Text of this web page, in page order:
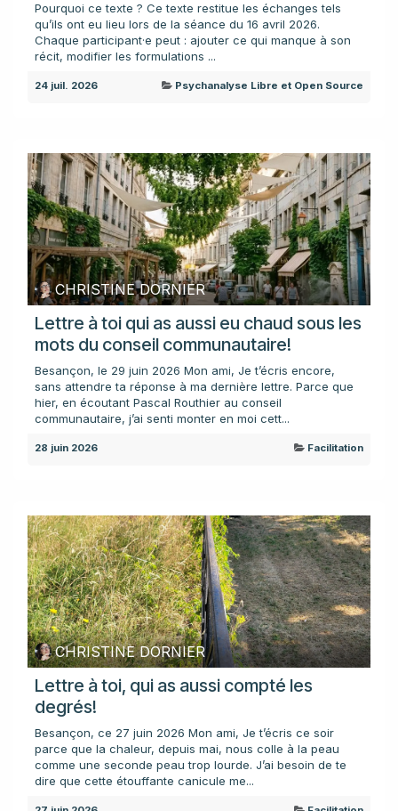
Pourquoi ce texte ? Ce texte restitue les échanges tels
qu’ils ont eu lieu lors de la séance du 16 avril 2026.
Chaque participant·e peut : ajouter ce qui manque à son
récit, modifier les formulations ...
24 juil. 2026 Psychanalyse Libre et Open Source
CHRISTINE DORNIER
Lettre à toi qui as aussi eu chaud sous les
mots du conseil communautaire!
Besançon, le 29 juin 2026 Mon ami, Je t’écris encore,
sans attendre ta réponse à ma dernière lettre. Parce que
hier, en écoutant Pascal Routhier au conseil
communautaire, j’ai senti monter en moi cett...
28 juin 2026 Facilitation
CHRISTINE DORNIER
Lettre à toi, qui as aussi compté les
degrés!
Besançon, ce 27 juin 2026 Mon ami, Je t’écris ce soir
parce que la chaleur, depuis mai, nous colle à la peau
comme une seconde peau trop lourde. J’ai besoin de te
dire que cette étouffante canicule me...